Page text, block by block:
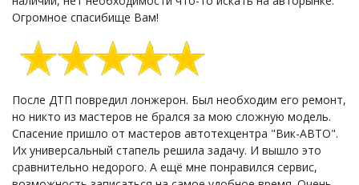
Огромное спасибище Вам!
После ДТП повредил лонжерон. Был необходим его ремонт,
но никто из мастеров не брался за мою сложную модель.
Спасение пришло от мастеров автотехцентра "Вик-АВТО".
Их универсальный стапель решила задачу. И вышло это
сравнительно недорого. А ещё мне понравился сервис,